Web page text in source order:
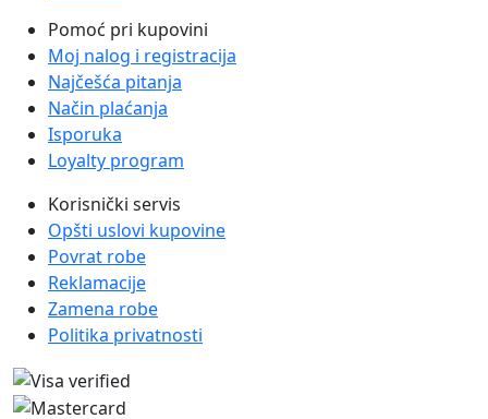
Pomoć pri kupovini
Moj nalog i registracija
Najčešća pitanja
Način plaćanja
Isporuka
Loyalty program
Korisnički servis
Opšti uslovi kupovine
Povrat robe
Reklamacije
Zamena robe
Politika privatnosti